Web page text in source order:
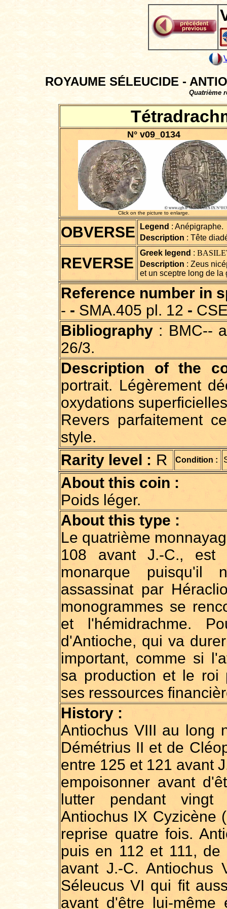
ROYAUME SÉLEUCIDE -
Quatrième
N° v09_0134
Click on the picture to enlarge.
OBVERSE Legend : Anépigraphe.
Description: Tête
REVERSE
Greek legend :
Description : Zeus
et un sceptre long de la
Reference number in
- - SMA.405 pl. 12 -
Bibliography : BMC--
26/3.
Description of the
portrait. Légèrement
oxydations
Revers parfaitement
style.
Rarity level : R Condition :
About this coin :
Poids léger.
About this type :
Le quatrième
108 avant J.-C.,
monarque
assassinat par
monogrammes se
et l'hémidrachme.
d'Antioche, qui va
important, comme si
sa production et le roi
ses ressources
History :
Antiochus VIII au long
Démétrius II et de
entre 125 et 121 avant
empoisonner avant
lutter pendant vingt
Antiochus IX Cyzicène
reprise quatre fois.
puis en 112 et 111,
avant J.-C. Antiochus
Séleucus VI qui fit
avant d'être lui-